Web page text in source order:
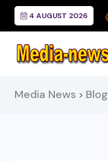
4 AUGUST 2026
Media News > Blog